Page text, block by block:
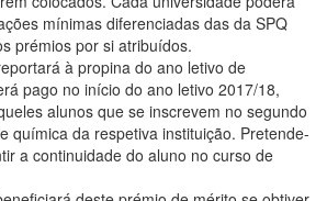
mínimas diferenciadas das da SPQ
prémios por si atribuídos.
à propina do ano letivo de
pago no início do ano letivo 2017/18,
alunos que se inscrevem no segundo
química da respetiva instituição. Pretende-
a continuidade do aluno no curso de